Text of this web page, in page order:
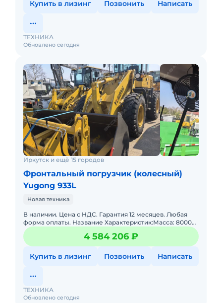
Купить в лизинг Позвонить Написать
Обновлено сегодня
ТЕХНИКА
Иркутск и ещё 15 городов
Фронтальный погрузчик (колесный)
Yugong 933L
Новая техника
В наличии. Цена с НДС. Гарантия 12 месяцев. Любая
форма оплаты. Название Характеристик:Масса: 8000
кгЕмкость топливного бака: 120 л Способность
преодолевать
4 584 206 ₽
Купить в лизинг Позвонить Написать
Обновлено сегодня
ТЕХНИКА